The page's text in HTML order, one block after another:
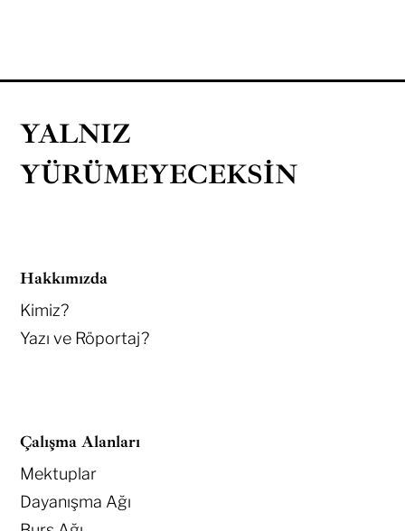
YALNIZ
YÜRÜMEYECEKSIN
Hakkımızda
Kimiz?
Yazı ve Röportaj?
Çalışma Alanları
Mektuplar
Dayanışma Ağı